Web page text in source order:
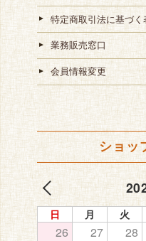
特定商取引法に基づく
業務販売窓口
会員情報変更
ショッ
日 月 火
26 27 28